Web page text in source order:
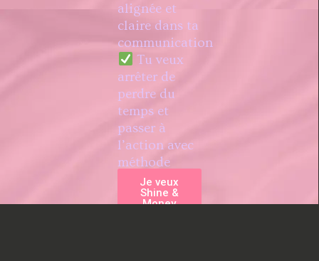
alignée et
claire dans ta
communication
Tu veux
arrêter de
perdre du
temps et
passer à
l’action avec
méthode
Je veux
Shine &
Money